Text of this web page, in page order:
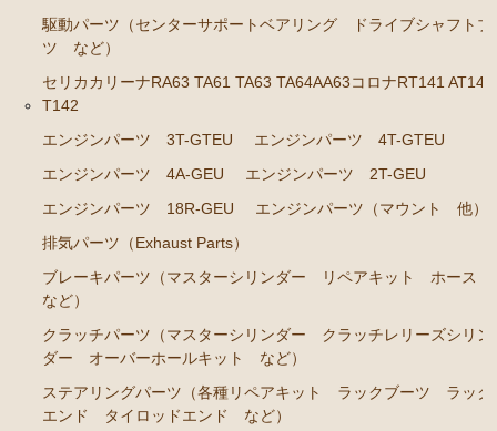
駆動パーツ（センターサポートベアリング ドライブ
セリカカリーナRA63 TA61 TA63 TA64AA63コロナRT14
1 AT141 TT142
エンジンパーツ 3T-GTEU
エンジンパーツ 4T-GTEU
エンジンパーツ 4A-GEU
エンジンパーツ 2T-GEU
エンジンパーツ 18R-GEU
エンジンパーツ（マウント 他）
排気パーツ（Exhaust Parts）
駆動パーツ（センターサポートベアリング ドライブシャフトブ
ツ など）
セリカカリーナRA63 TA61 TA63 TA64AA63コロナRT141
T142
エンジンパーツ 3T-GTEU
エンジンパーツ 4T-GTEU
エンジンパーツ 4A-GEU
エンジンパーツ 2T-GEU
エンジンパーツ 18R-GEU
エンジンパーツ（マウント 他）
排気パーツ（Exhaust Parts）
ブレーキパーツ（マスターシリンダー リペアキット ホース
など）
クラッチパーツ（マスターシリンダー クラッチレリーズシリン
ダー オーバーホールキット など）
ステアリングパーツ（各種リペアキット ラックブーツ ラック
エンド タイロッドエンド など）